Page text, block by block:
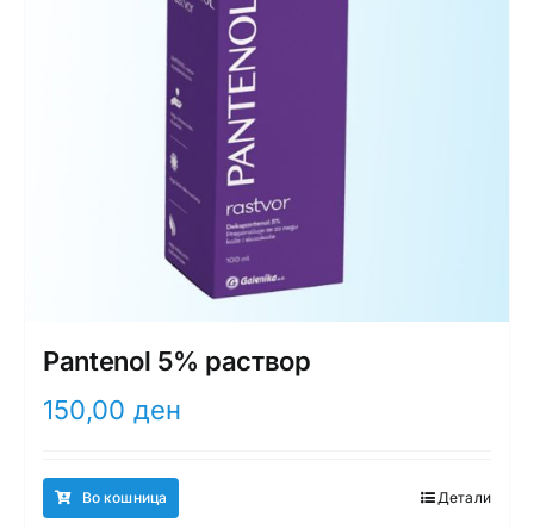
Pantenol 5% раствор
150,00 ден
Во кошница Детали